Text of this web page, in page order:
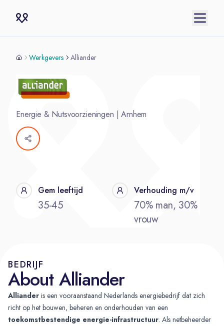
Werkgevers Alliander
Energie & Nutsvoorzieningen |Arnhem
Gem leeftijd
35-45
Verhouding m/v
70% man, 30%
vrouw
BEDRIJF
About Alliander
Alliander is een vooraanstaand Nederlands energiebedrijf dat zich
richt op het bouwen, beheren en onderhouden van een
toekomstbestendige energie-infrastructuur. Als netbeheerder